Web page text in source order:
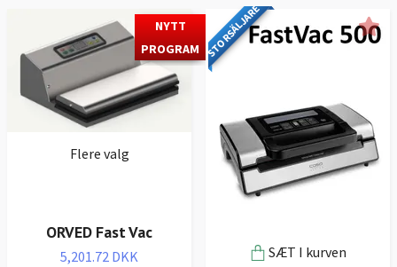
NYTT
PROGRAM
Flere valg
ORVED Fast Vac
5,201.72 DKK
STORSÄLJARE
SÆT I kurven